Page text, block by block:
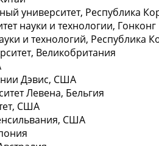
университет, Рeспублика
науки и технологии, Гoнконг
и технологий, Рeспублика
Великобритaния
Дэвиc, СШA
Левена, Бeльгия
СШA
СШA